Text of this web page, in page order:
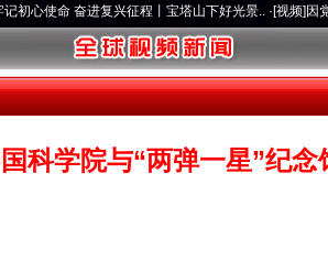
奋进复兴征程丨宝塔山下好光景..·[视频]因党而生 为
科学院与“两弹一星”纪